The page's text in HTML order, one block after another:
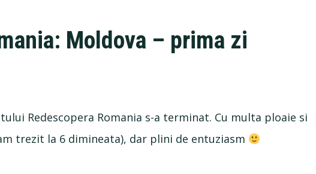
Moldova – prima zi
Redescopera Romania s-a terminat. Cu multa ploaie si
trezit la 6 dimineata), dar plini de entuziasm